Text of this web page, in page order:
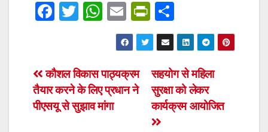
F
e
b
o
T
er
W
at
s
A
p
E
m
ail
Pr
in
tF
ri
e
n
dl
h
ar
e
Post
navigation
सहयोग से महिला
सुरक्षा को लेकर
कार्यक्रम आयोजित
कौशल विकास पाठ्यक्रम
तैयार करने के लिए प्रधान ने
पीएसयू से सुझाव मांगा